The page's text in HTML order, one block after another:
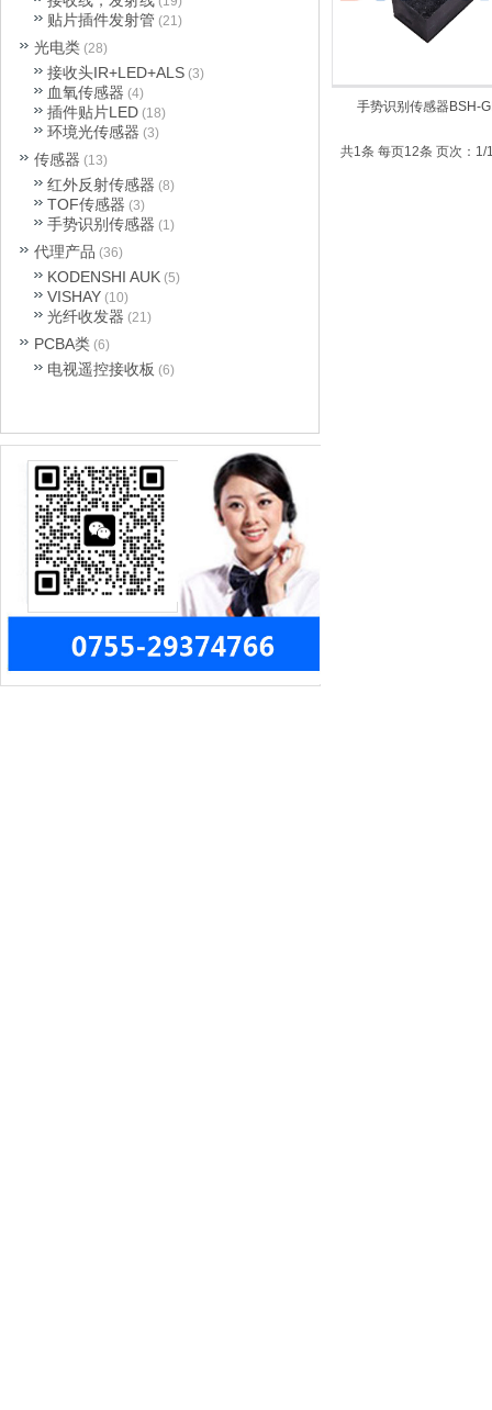
贴片插件发射管 (21)
光电类 (28)
接收头IR+LED+ALS (3)
血氧传感器 (4)
插件贴片LED (18)
环境光传感器 (3)
传感器 (13)
红外反射传感器 (8)
TOF传感器 (3)
手势识别传感器 (1)
代理产品 (36)
KODENSHI AUK (5)
VISHAY (10)
光纤收发器 (21)
PCBA类 (6)
电视遥控接收板 (6)
手势识别传感器BSH-
共1条 每页12条 页次：1/